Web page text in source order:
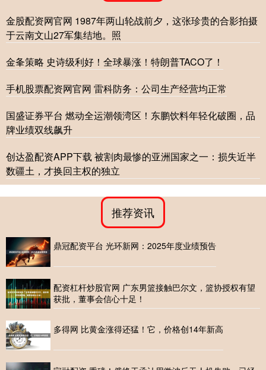
金股配资网官网 1987年两山轮战前夕，这张珍贵的合影拍摄
于云南文山27军集结地。照
金夆策略 史诗级利好！全球暴涨！特朗普TACO了！
手机股票配资网官网 雷科防务：公司生产经营均正常
国盛证券平台 燃动全运潮领湾区！东鹏饮料年轻化破圈，品
牌业绩双线飙升
创达盈配资APP下载 被割肉最惨的亚洲国家之一：损失近半
数疆土，才换回主权的独立
推荐资讯
鼎冠配资平台 光环新网：2025年度业绩预告
配资杠杆炒股官网 广东男篮接触巴尔文，篮协授权有望
获批，董事会信心十足！
多得网 比黄金涨得还猛！它，价格创14年新高